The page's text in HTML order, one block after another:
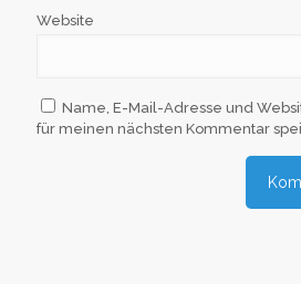
Website
Name, E-Mail-Adresse und
für meinen nächsten Kommentar